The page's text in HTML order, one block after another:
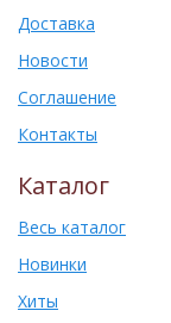
Доставка
Новости
Соглашение
Контакты
Каталог
Весь каталог
Новинки
Хиты